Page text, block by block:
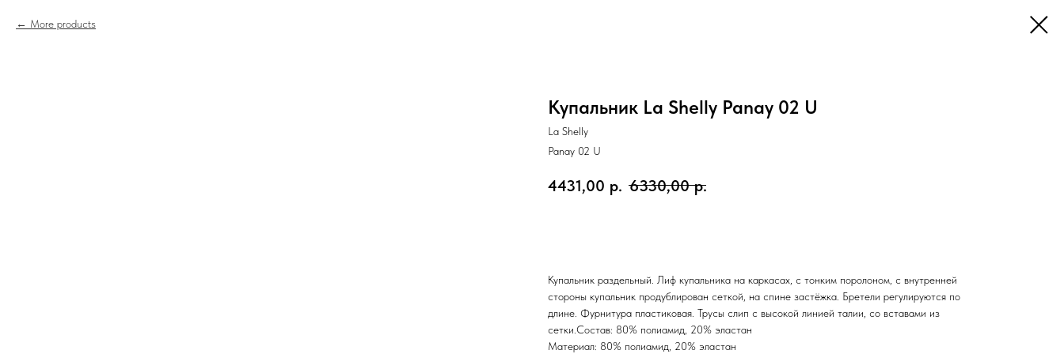
More products
Купальник La Shelly Panay 02 U
La Shelly
Panay 02 U
4431,00 р. 6330,00 р.
Купальник раздельный. Лиф купальника на каркасах, с тонким поролоном, с внутренней
стороны купальник продублирован сеткой, на спине застёжка. Бретели регулируются по
длине. Фурнитура пластиковая. Трусы слип с высокой линией талии, со вставами из
сетки.Состав: 80% полиамид, 20% эластан
Материал: 80% полиамид, 20% эластан